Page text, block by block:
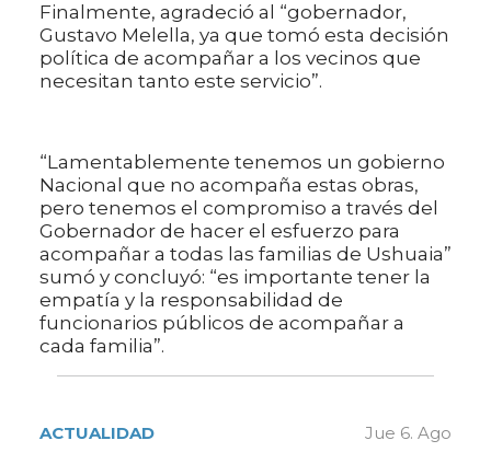
Finalmente, agradeció al “gobernador,
Gustavo Melella, ya que tomó esta decisión
política de acompañar a los vecinos que
necesitan tanto este servicio”.
“Lamentablemente tenemos un gobierno
Nacional que no acompaña estas obras,
pero tenemos el compromiso a través del
Gobernador de hacer el esfuerzo para
acompañar a todas las familias de Ushuaia”
sumó y concluyó: “es importante tener la
empatía y la responsabilidad de
funcionarios públicos de acompañar a
cada familia”.
ACTUALIDAD Jue 6. Ago